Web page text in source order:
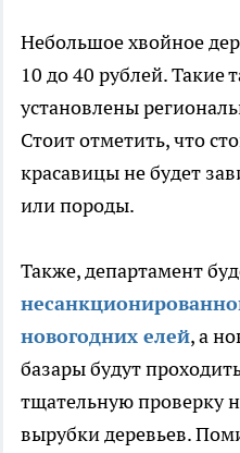
Небольшое хвойное
10 до 40 рублей. Такие
установлены
Стоит отметить, что
красавицы не будет
или породы.
Также, департамент
новогодних елей, а
базары будут
тщательную проверку
вырубки деревьев.